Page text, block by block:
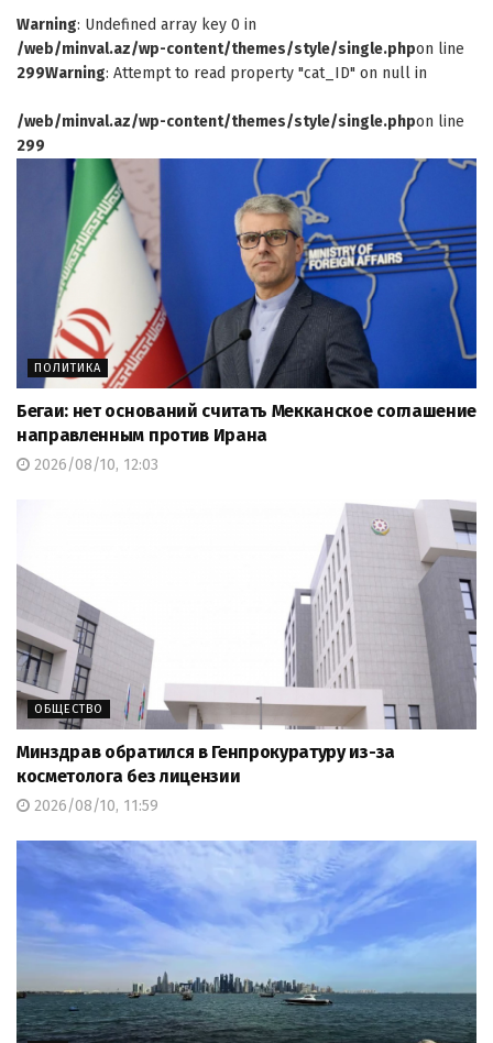
Warning: Undefined array key 0 in
/web/minval.az/wp-content/themes/style/single.phpon line
299Warning: Attempt to read property "cat_ID" on null in
/web/minval.az/wp-content/themes/style/single.phpon line
299
ПОЛИТИКА
Бегаи: нет оснований считать Мекканское соглашение
направленным против Ирана
2026/08/10, 12:03
ОБЩЕСТВО
Минздрав обратился в Генпрокуратуру из-за
косметолога без лицензии
2026/08/10, 11:59